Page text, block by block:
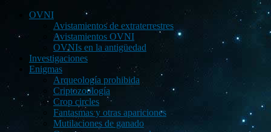
OVNI
Avistamientos de extraterrestres
Avistamientos OVNI
OVNIs en la antigüedad
Investigaciones
Enigmas
Arqueología prohibida
Criptozoología
Crop circles
Fantasmas y otras apariciones
Mutilaciones de ganado